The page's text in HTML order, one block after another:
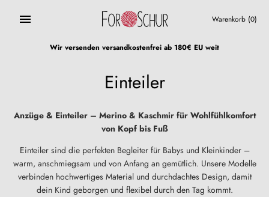
Warenkorb (0)
Wir versenden versandkostenfrei ab 180€ EU weit
Einteiler
Anzüge & Einteiler – Merino & Kaschmir für Wohlfühlkomfort
von Kopf bis Fuß
Einteiler sind die perfekten Begleiter für Babys und Kleinkinder –
warm, anschmiegsam und von Anfang an gemütlich. Unsere Modelle
verbinden hochwertiges Material und durchdachtes Design, damit
dein Kind geborgen und flexibel durch den Tag kommt.